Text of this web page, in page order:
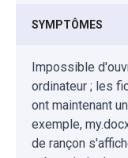
SYMPTÔMES
Impossible
ordinateur ; les
ont maintenant
exemple,
de rançon